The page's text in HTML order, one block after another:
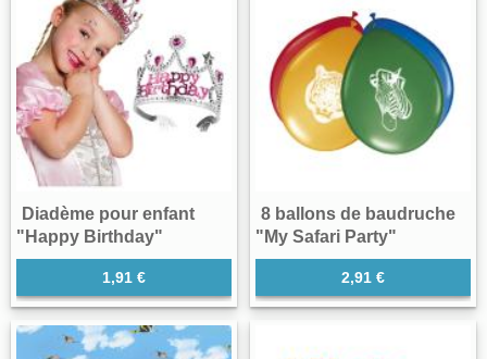
Diadème pour enfant
"Happy Birthday"
1,91 €
8 ballons de baudruche
"My Safari Party"
2,91 €